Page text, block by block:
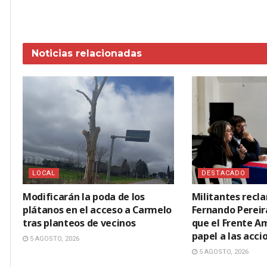
Noticias relacionadas
LOCAL
Modificarán la poda de los
plátanos en el acceso a Carmelo
tras planteos de vecinos
5 AGOSTO, 2026
DESTACADO
Militantes
Fernando
que el Frente
papel a las
5 AGOSTO, 2026